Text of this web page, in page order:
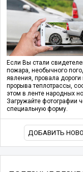
Если Вы стали
пожара, необычного
явления, провала дороги
прорыва теплотрассы,
этом в ленте народных
Загружайте фотографии
специальную форму.
ДОБАВИТЬ